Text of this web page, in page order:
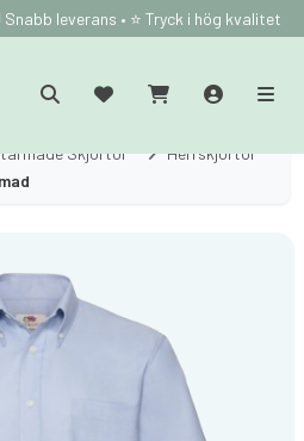
leverans • ⭐ Tryck i hög kvalitet
Skjortor
Herrskjortor